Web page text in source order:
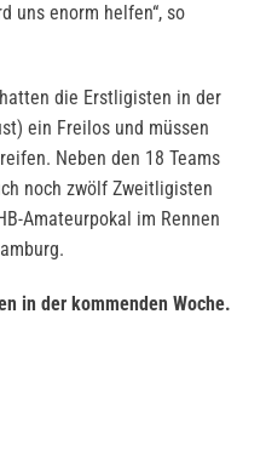
uns enorm helfen“, so
die Erstligisten in der
ein Freilos und müssen
Neben den 18 Teams
noch zwölf Zweitligisten
Amateurpokal im Rennen
in der kommenden Woche.